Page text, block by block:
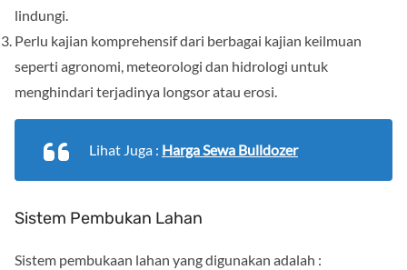
lindungi.
Perlu kajian komprehensif dari berbagai kajian keilmuan
seperti agronomi, meteorologi dan hidrologi untuk
menghindari terjadinya longsor atau erosi.
Lihat Juga : Harga Sewa Bulldozer
Sistem Pembukan Lahan
Sistem pembukaan lahan yang digunakan adalah :